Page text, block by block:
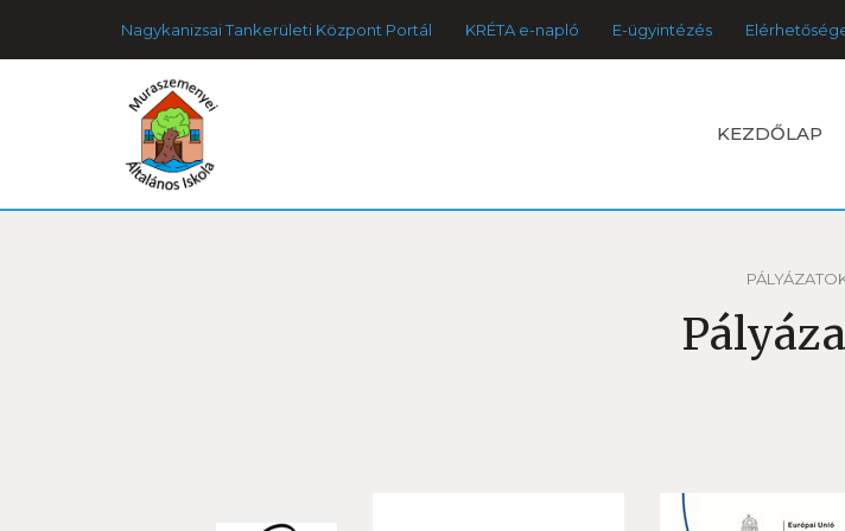
Nagykanizsai Tankerületi Központ Portál KRÉTA e-napló E-ügyintézés
KEZDŐLAP